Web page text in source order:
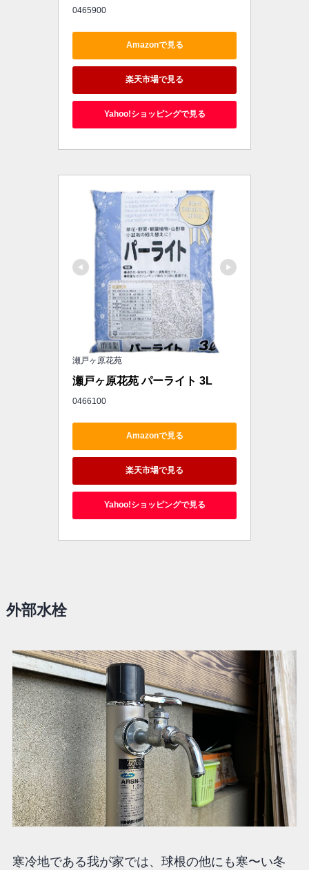
0465900
Amazonで見る
楽天市場で見る
Yahoo!ショッピングで見る
瀬戸ヶ原花苑
瀬戸ヶ原花苑 パーライト 3L
0466100
Amazonで見る
楽天市場で見る
Yahoo!ショッピングで見る
外部水栓
寒冷地である我が家では、球根の他にも寒〜い冬